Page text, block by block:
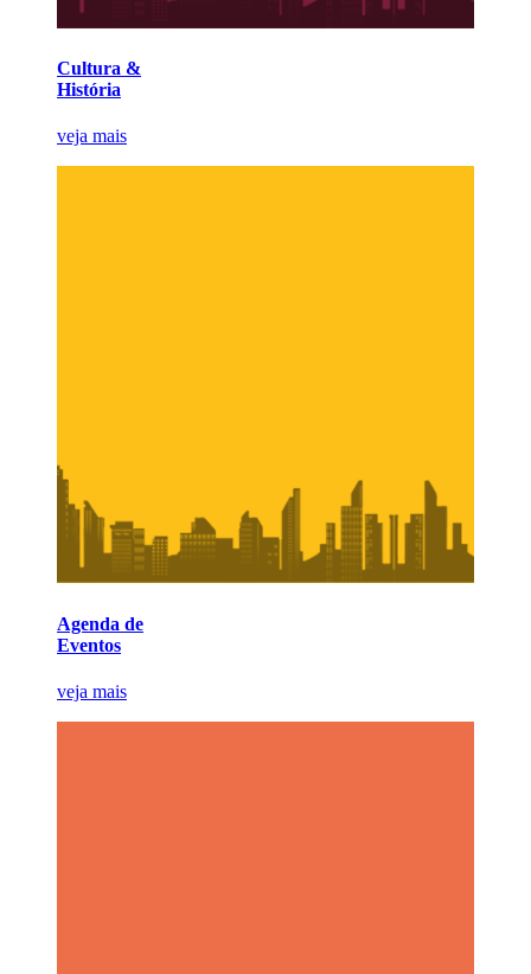
Cultura &
História
veja mais
Agenda de
Eventos
veja mais